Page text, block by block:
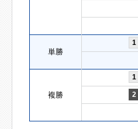
単勝
1
複勝
1
2